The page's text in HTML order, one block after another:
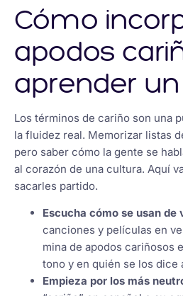
Cómo
apodos
aprender
Los términos de cariño son una
la fluidez real. Memorizar listas
pero saber cómo la gente se
al corazón de una cultura. Aquí
sacarles partido.
Escucha cómo se usan de
canciones y películas en
mina de apodos cariñosos
tono y en quién se los dice
Empieza por los más